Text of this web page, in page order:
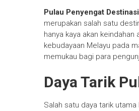
Pulau Penyengat
merupakan salah satu
hanya kaya akan
kebudayaan Melayu pada
memukau bagi para
Daya Tarik
Salah satu daya tarik